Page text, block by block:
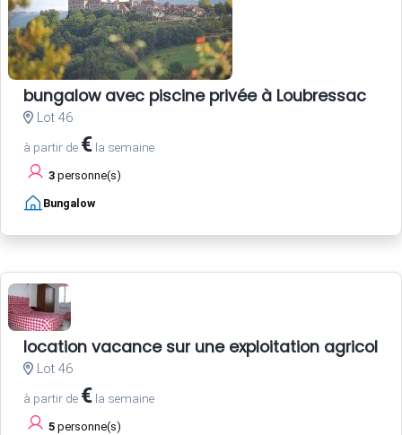
bungalow avec piscine privée à Loubressac
Lot 46
à partir de € la semaine
3 personne(s)
Bungalow
location vacance sur une exploitation agricole
Lot 46
à partir de € la semaine
5 personne(s)